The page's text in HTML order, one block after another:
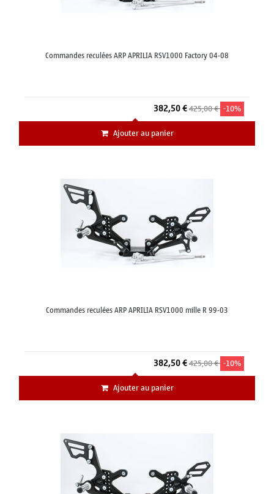
Commandes reculées ARP APRILIA RSV1000 Factory 04-08
382,50 €425,00 € -10%
Ajouter au panier
Commandes reculées ARP APRILIA RSV1000 mille R 99-03
382,50 €425,00 € -10%
Ajouter au panier